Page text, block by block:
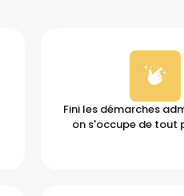
Fini les démarches
on s'occupe de tout